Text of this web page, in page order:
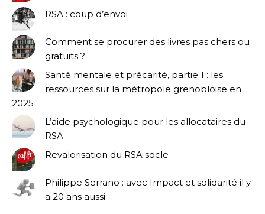
RSA : coup d’envoi
Comment se procurer des livres pas chers ou
gratuits ?
Santé mentale et précarité, partie 1 : les
ressources sur la métropole grenobloise en
2025
L’aide psychologique pour les allocataires du
RSA
Revalorisation du RSA socle
Philippe Serrano : avec Impact et solidarité il y
a 20 ans aussi